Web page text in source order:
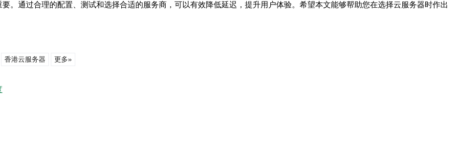
。通过合理的配置、测试和选择合适的服务商，可以有效降低延迟，提升用户体验。希望本文能够帮助您在选择云服务器时作出
香港云服务器 更多»